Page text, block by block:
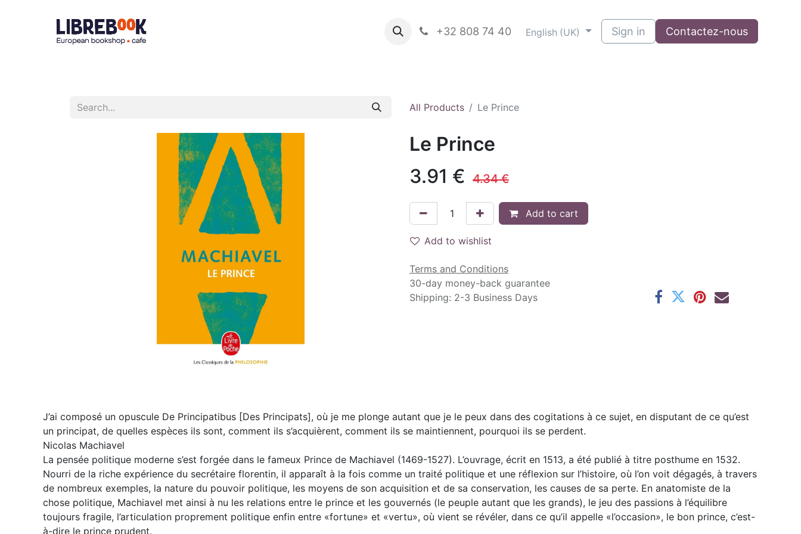
Books in english Blog
+32 808 74 40 English (UK) Sign in Contactez-nous
All Products Le Prince
Le Prince
3.91 € 4.34€
Add to cart
Add to wishlist
Terms and Conditions
30-day money-back guarantee
Shipping: 2-3 Business Days
J’ai composé un opuscule De Principatibus [Des Principats], où je me plonge autant que je le peux dans des cogitations à ce sujet, en disputant de ce qu’est
un principat, de quelles espèces ils sont, comment ils s’acquièrent, comment ils se maintiennent, pourquoi ils se perdent.
Nicolas Machiavel
La pensée politique moderne s’est forgée dans le fameux Prince de Machiavel (1469-1527). L’ouvrage, écrit en 1513, a été publié à titre posthume en 1532.
Nourri de la riche expérience du secrétaire florentin, il apparaît à la fois comme un traité politique et une réflexion sur l’histoire, où l’on voit dégagés, à travers
de nombreux exemples, la nature du pouvoir politique, les moyens de son acquisition et de sa conservation, les causes de sa perte. En anatomiste de la
chose politique, Machiavel met ainsi à nu les relations entre le prince et les gouvernés (le peuple autant que les grands), le jeu des passions à l’équilibre
toujours fragile, l’articulation proprement politique enfin entre «fortune» et «vertu», où vient se révéler, dans ce qu’il appelle «l’occasion», le bon prince, c’est-
à-dire le prince prudent.